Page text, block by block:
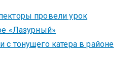
провели урок
«Лазурный»
тонущего катера в районе